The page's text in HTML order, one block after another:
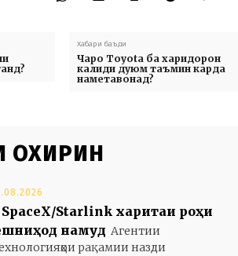
Хабари баъди
Чаро Toyota ба харидорон
калиди дуюм таъмин карда
наметавонад?
ОХИРИН
SpaceX/Starlink харитаи роҳи
намуд Агентии
рақамии назди